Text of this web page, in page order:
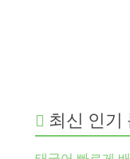
최신 인기